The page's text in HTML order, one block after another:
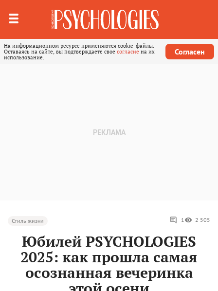
На информационном ресурсе применяются cookie-файлы.
Оставаясь на сайте, вы подтверждаете свое согласие на их
использование.
Согласен
Стиль жизни 1 2 505
Юбилей PSYCHOLOGIES
2025: как прошла самая
осознанная вечеринка